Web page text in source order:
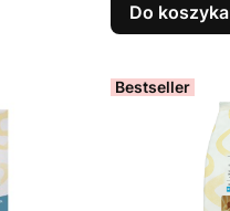
Do koszyka
Bestseller